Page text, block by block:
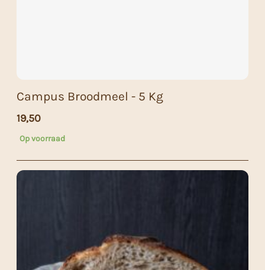
Campus Broodmeel - 5 Kg
19,50
Op voorraad